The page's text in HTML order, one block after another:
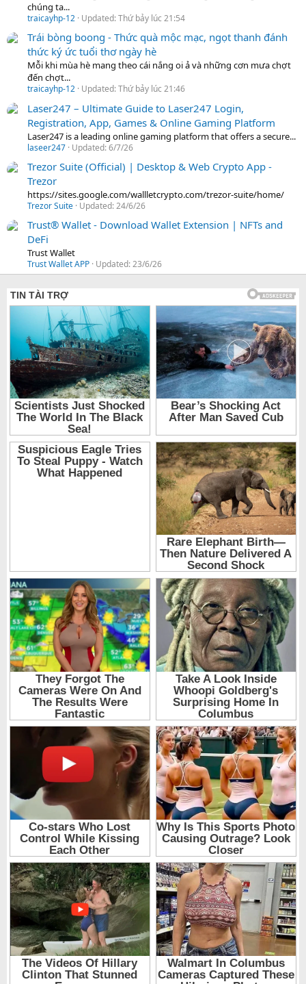
chúng ta...
traicayhp-12 Updated:Thứ bảy lúc 21:54
Trái bòng boong - Thức quà mộc mạc, ngọt thanh đánh
thức ký ức tuổi thơ ngày hè
Mỗi khi mùa hè mang theo cái nắng oi ả và những cơn mưa chợt
đến chợt...
traicayhp-12 Updated:Thứ bảy lúc 21:46
Laser247 – Ultimate Guide to Laser247 Login,
Registration, App, Games & Online Gaming Platform
Laser247 is a leading online gaming platform that offers a secure...
laseer247 Updated:6/7/26
Trezor Suite (Official) | Desktop & Web Crypto App -
Trezor
https://sites.google.com/wallletcrypto.com/trezor-suite/home/
Trezor Suite Updated:24/6/26
Trust® Wallet - Download Wallet Extension | NFTs and
DeFi
Trust Wallet
Trust Wallet APP Updated:23/6/26